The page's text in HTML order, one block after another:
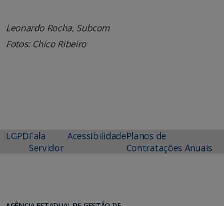
Leonardo Rocha, Subcom
Fotos: Chico Ribeiro
LGPDFala
Servidor
AcessibilidadePlanos de
Contratações Anuais